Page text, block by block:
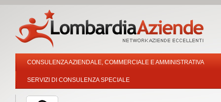
CONSULENZA AZIENDALE, COMMERCIALE E AMMINISTRATIVA
SERVIZI DI CONSULENZA SPECIALE